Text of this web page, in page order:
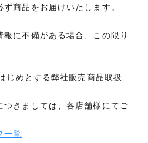
商品をお届けいたします。
に不備がある場合、この限り
じめとする弊社販売商品取扱
つきましては、各店舗様にてご
一覧